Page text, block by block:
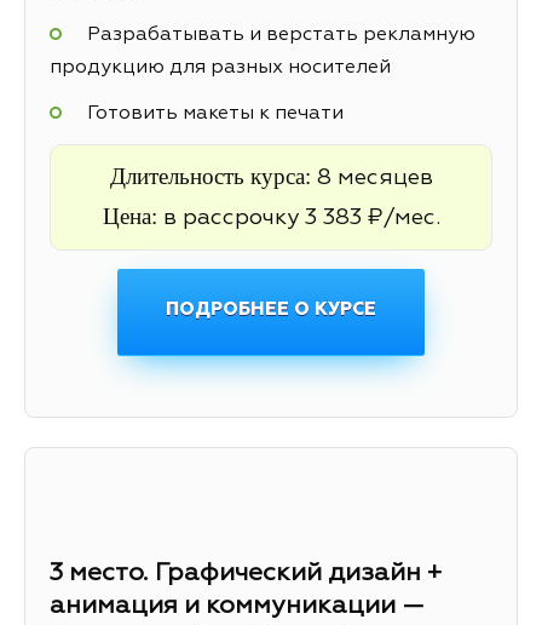
Разрабатывать и верстать рекламную
продукцию для разных носителей
Готовить макеты к печати
Длительность курса: 8 месяцев
Цена: в рассрочку 3 383 ₽/мес.
ПОДРОБНЕЕ О КУРСЕ
3 место. Графический дизайн +
анимация и коммуникации —